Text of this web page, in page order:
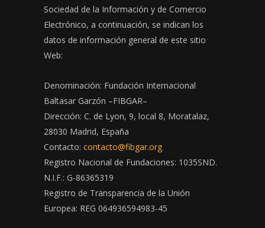
Sociedad de la Información y de Comercio
Electrónico, a continuación, se indican los
datos de información general de este sitio
Web:
Denominación: Fundación Internacional
Baltasar Garzón –FIBGAR–
Dirección: C. de Lyon, 9, local 8, Moratalaz,
28030 Madrid, España
Contacto: contacto@fibgar.org
Registro Nacional de Fundaciones: 1035SND.
N.I.F.: G-86365319
Registro de Transparencia de la Unión
Europea: REG 064936594983-45